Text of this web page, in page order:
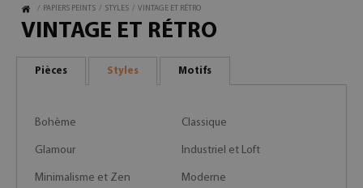
/ PAPIERS PEINTS / STYLES / VINTAGE ET RÉTRO
VINTAGE ET RÉTRO
Pièces Styles Motifs
Bohème Classique
Glamour Industriel et Loft
Minimalisme et Zen Moderne